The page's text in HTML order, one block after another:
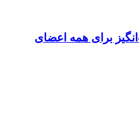
برای همه اعضای